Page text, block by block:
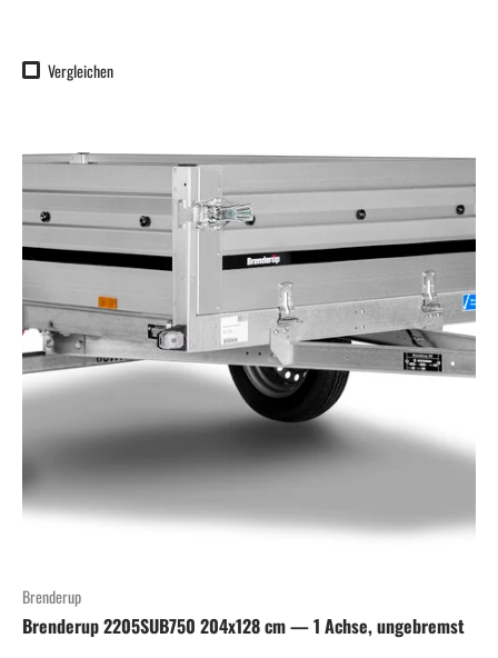
Vergleichen
Brenderup
Brenderup 2205SUB750 204x128 cm — 1 Achse, ungebremst